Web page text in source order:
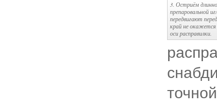
3. Остриём
препаровальной
передвигают
край не окажется
оси расправилки.